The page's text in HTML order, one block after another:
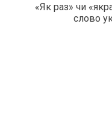
«Як раз» чи
слово